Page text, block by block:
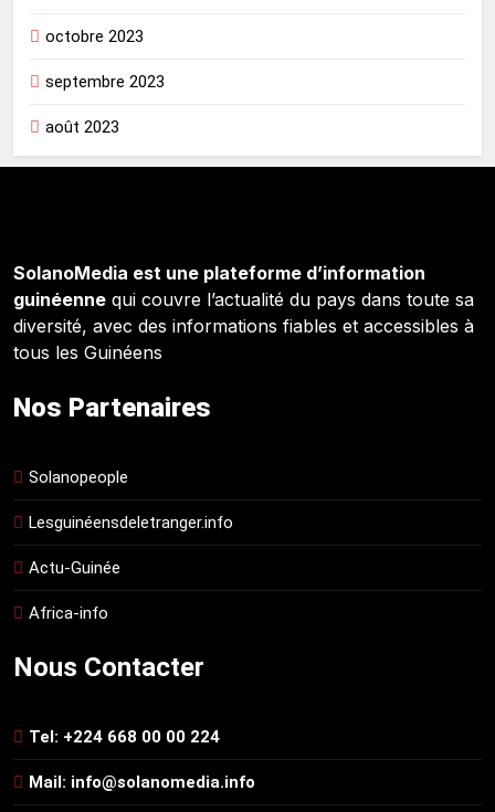
octobre 2023
septembre 2023
août 2023
SolanoMedia est une plateforme d’information
guinéenne qui couvre l’actualité du pays dans toute sa
diversité, avec des informations fiables et accessibles à
tous les Guinéens
Nos Partenaires
Solanopeople
Lesguinéensdeletranger.info
Actu-Guinée
Africa-info
Nous Contacter
Tel: +224 668 00 00 224
Mail: info@solanomedia.info